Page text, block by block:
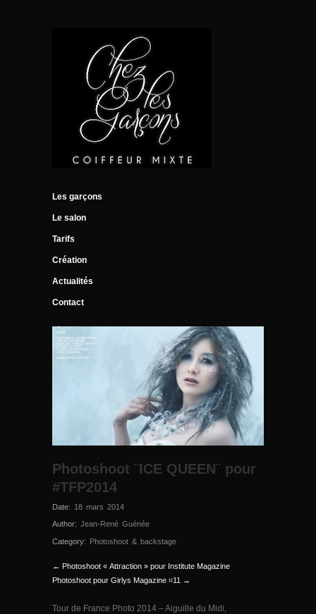
Les garçons
Le salon
Tarifs
Création
Actualités
Contact
Photoshoot ¨ICE QUEEN¨ pour
#TFP2014
Date: 18 mars 2014
Author: Jean-René Guénée
Category: Photoshoot & backstage
← Photoshoot « Attraction » pour Institute Magazine
Photoshoot pour Girlys Magazine ⌗11 →
Tour de France Photo 2014 – Aiguille du Midi,